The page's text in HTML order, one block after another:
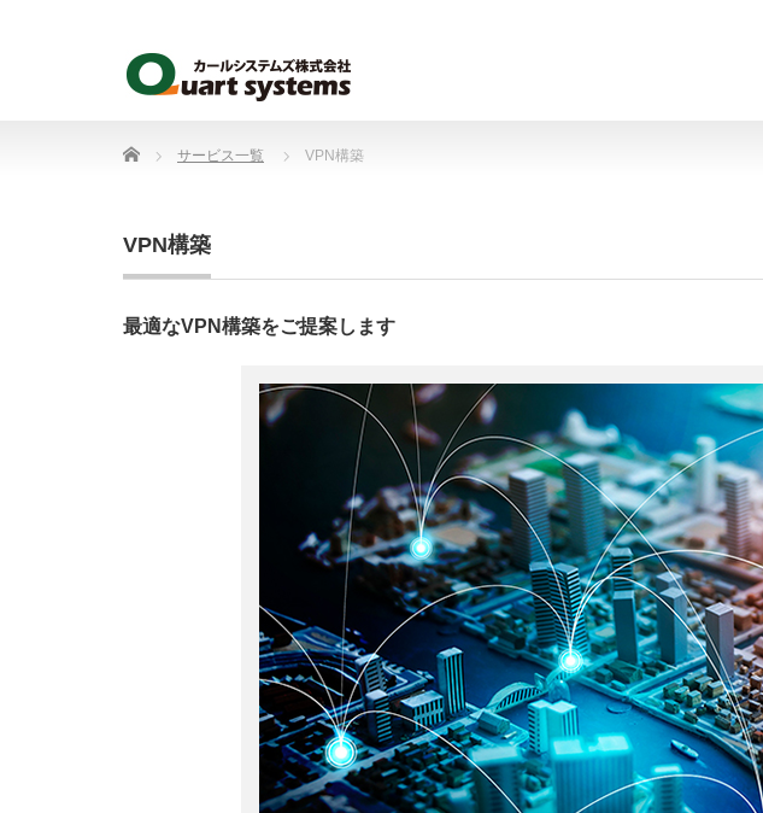
Home サービス一覧 VPN構築
VPN構築
最適なVPN構築をご提案します